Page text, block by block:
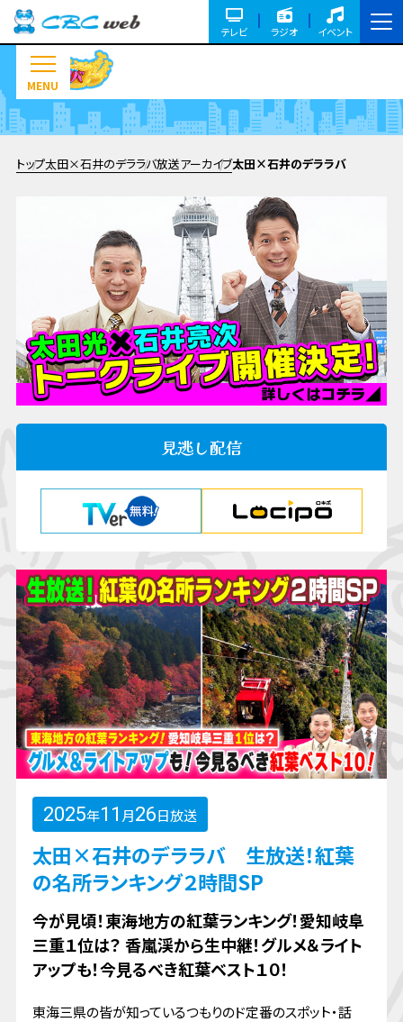
テレビ ラジオ イベント
MENU
トップ太田×石井のデララバ放送アーカイブ太田×石井のデララバ
見逃し配信
2025年11 月26日放送
太田×石井のデララバ 生放送！紅葉
の名所ランキング２時間SP
今が見頃！東海地方の紅葉ランキング！愛知岐阜
三重１位は？ 香嵐渓から生中継！グルメ＆ライト
アップも！今見るべき紅葉ベスト１０！
東海三県の皆が知っているつもりのド定番のスポット・話